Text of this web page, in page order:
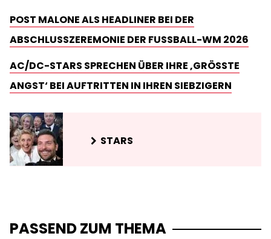
POST MALONE ALS HEADLINER BEI DER
ABSCHLUSSZEREMONIE DER FUSSBALL-WM 2026
AC/DC-STARS SPRECHEN ÜBER IHRE ‚GRÖSSTE A
NGST‘ BEI AUFTRITTEN IN IHREN SIEBZIGERN
STARS
PASSEND ZUM THEMA